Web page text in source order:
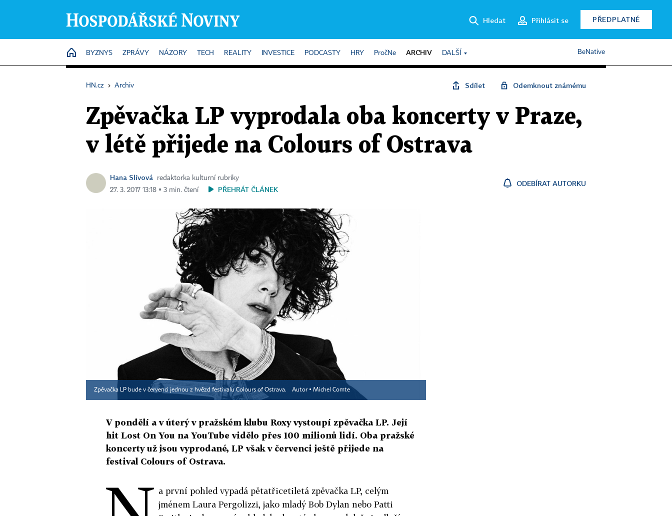
Hledat Přihlásit se PŘEDPLATNÉ
HOME
BYZNYS ZPRÁVY NÁZORY TECH REALITY INVESTICE PODCASTY HRY PročNe ARCHIV DALŠÍ BeNative
HN.cz › Archiv Sdílet Odemknout známému
Zpěvačka LP vyprodala oba koncerty v Praze,
v létě přijede na Colours of Ostrava
Hana Slívová
redaktorka kulturní rubriky
27. 3. 2017 13:18 ▪ 3 min. čtení
PŘEHRÁT ČLÁNEK
ODEBÍRAT AUTORKU
Zpěvačka LP bude v červenci jednou z hvězd festivalu Colours of Ostrava. Autor ▪ Michel Comte
V pondělí a v úterý v pražském klubu Roxy vystoupí zpěvačka LP. Její
hit Lost On You na YouTube vidělo přes 100 milionů lidí. Oba pražské
koncerty už jsou vyprodané, LP však v červenci ještě přijede na
festival Colours of Ostrava.
a první pohled vypadá pětatřicetiletá zpěvačka LP, celým
jménem Laura Pergolizzi, jako mladý Bob Dylan nebo Patti